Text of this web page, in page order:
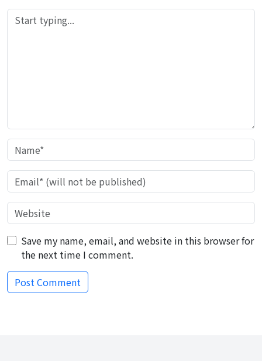
Save my name, email, and website in this browser for
the next time I comment.